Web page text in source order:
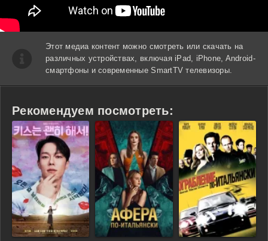
Этот медиа контент можно смотреть или скачать на
различных устройствах, включая iPad, iPhone, Android-
смартфоны и современные SmartTV телевизоры.
Рекомендуем посмотреть: